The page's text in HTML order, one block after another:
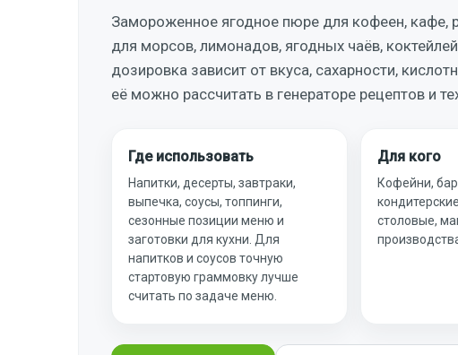
Замороженное ягодное пюре для кофеен, кафе,
для морсов, лимонадов, ягодных чаёв,
дозировка зависит от вкуса, сахарности,
её можно рассчитать в генераторе рецептов и
Где использовать
Напитки, десерты, завтраки,
выпечка, соусы, топпинги,
сезонные позиции меню и
заготовки для кухни. Для
напитков и соусов точную
стартовую граммовку лучше
считать по задаче меню.
Для кого
Кофейни,
столовые,